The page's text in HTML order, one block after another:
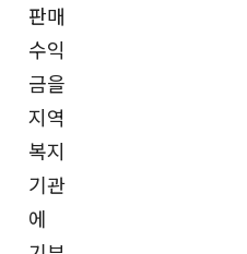
판매
수익
금을
지역
복지
기관
에